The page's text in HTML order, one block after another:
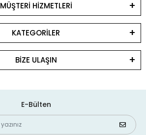
MÜŞTERİ HİZMETLERİ
KATEGORİLER
BİZE ULAŞIN
E-Bülten